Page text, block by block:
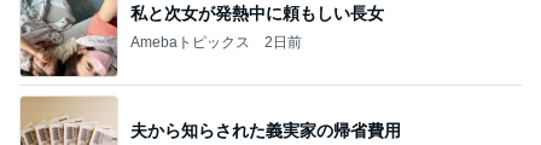
私と次女が発熱中に頼もしい長女
Amebaトピックス 2日前
夫から知らされた義実家の帰省費用